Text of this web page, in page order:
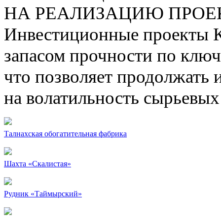
НА РЕАЛИЗАЦИЮ
Инвестиционные проекты
запасом прочности по
что позволяет продолжать
на волатильность
Талнахская обогатительная фабрика
Шахта «Скалистая»
Рудник «Таймырский»